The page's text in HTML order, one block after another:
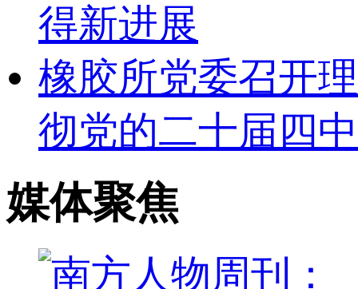
得新进展
橡胶所党委召开
彻党的二十届四
媒体聚焦